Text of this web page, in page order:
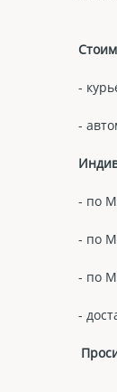
-
-
- по
- по
- по
-